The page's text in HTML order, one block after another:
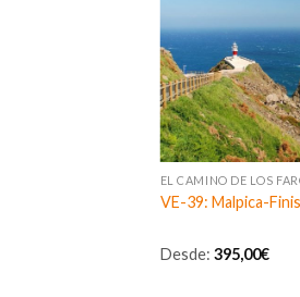
EL CAMINO DE LOS
VE-39: Malpica-
Desde: 395,00€